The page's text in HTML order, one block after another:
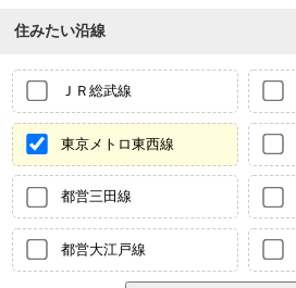
住みたい沿線
ＪＲ総武線
東京メトロ東西線
都営三田線
都営大江戸線